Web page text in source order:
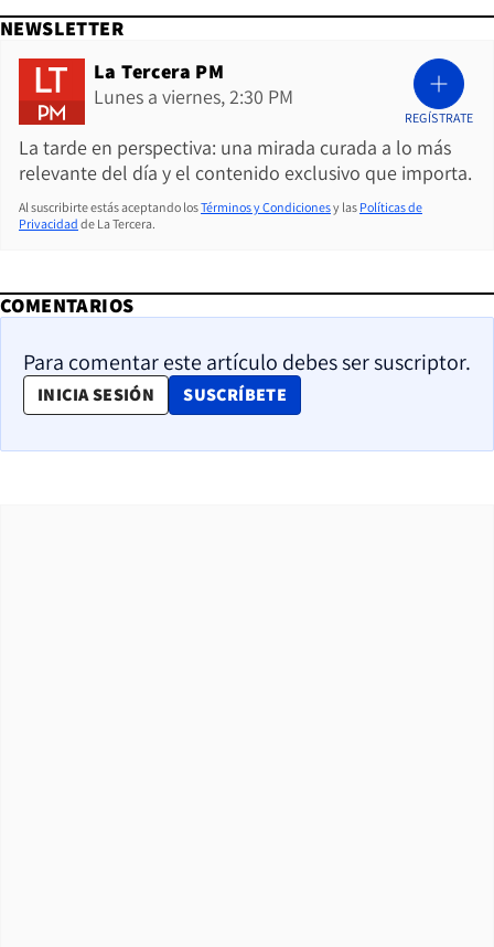
NEWSLETTER
La Tercera PM
Lunes a viernes, 2:30 PM
La tarde en perspectiva: una mirada curada a lo más
relevante del día y el contenido exclusivo que importa.
REGÍSTRATE
Al suscribirte estás aceptando losTérminos y Condicionesy las Políticas de
Privacidad de La Tercera.
COMENTARIOS
Para comentar este artículo debes ser suscriptor.
INICIA SESIÓN SUSCRÍBETE
OPENS IN NEW WINDOW